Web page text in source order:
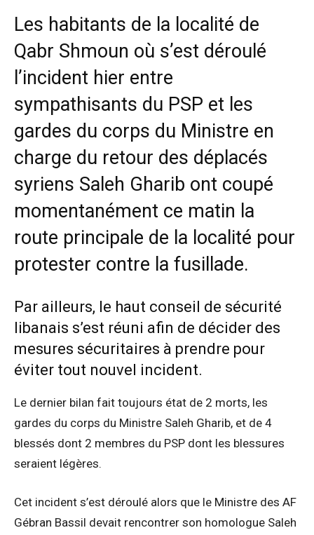
Les habitants de la localité de
Qabr Shmoun où s’est déroulé
l’incident hier entre
sympathisants du PSP et les
gardes du corps du Ministre en
charge du retour des déplacés
syriens Saleh Gharib ont coupé
momentanément ce matin la
route principale de la localité pour
protester contre la fusillade.
Par ailleurs, le haut conseil de sécurité
libanais s’est réuni afin de décider des
mesures sécuritaires à prendre pour
éviter tout nouvel incident.
Le dernier bilan fait toujours état de 2 morts, les
gardes du corps du Ministre Saleh Gharib, et de 4
blessés dont 2 membres du PSP dont les blessures
seraient légères.
Cet incident s’est déroulé alors que le Ministre des AF
Gébran Bassil devait rencontrer son homologue Saleh